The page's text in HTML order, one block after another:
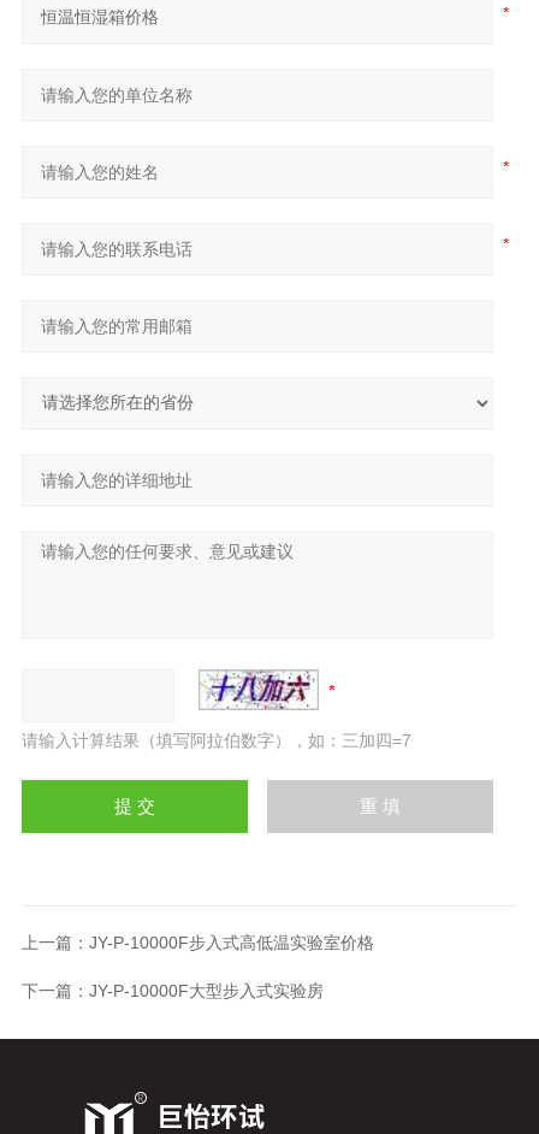
请输入计算结果（填写阿拉伯数字），如：三加四=7
上一篇： JY-P-10000F步入式高低温实验室价格
下一篇： JY-P-10000F大型步入式实验房